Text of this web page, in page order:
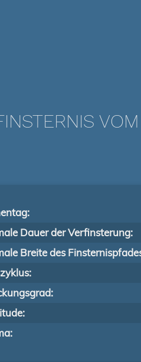
Dauer der Verfinsterung:
Breite des